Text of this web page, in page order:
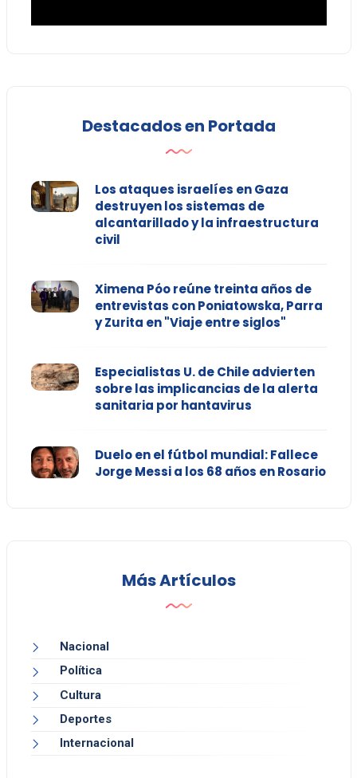
Destacados en Portada
Los ataques israelíes en Gaza
destruyen los sistemas de
alcantarillado y la infraestructura
civil
Ximena Póo reúne treinta años de
entrevistas con Poniatowska, Parra
y Zurita en "Viaje entre siglos"
Especialistas U. de Chile advierten
sobre las implicancias de la alerta
sanitaria por hantavirus
Duelo en el fútbol mundial: Fallece
Jorge Messi a los 68 años en Rosario
Más Artículos
Nacional
Política
Cultura
Deportes
Internacional